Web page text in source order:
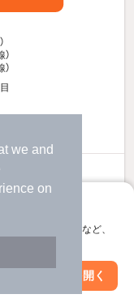
we and
on
屋探し
お気に入り保存など、
アプリを開く
絞り込み条件を変更